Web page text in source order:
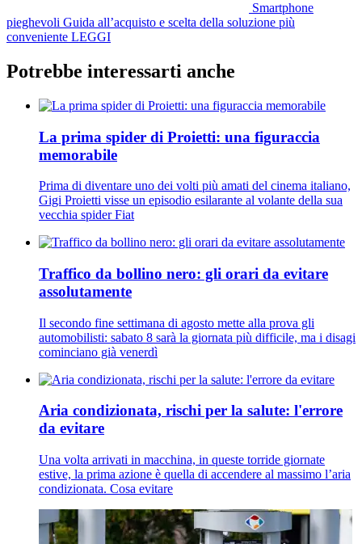
Smartphone
pieghevoli Guida all’acquisto e scelta della soluzione più
conveniente LEGGI
Potrebbe interessarti anche
La prima spider di Proietti: una figuraccia
memorabile
Prima di diventare uno dei volti più amati del cinema italiano,
Gigi Proietti visse un episodio esilarante al volante della sua
vecchia spider Fiat
Traffico da bollino nero: gli orari da evitare
assolutamente
Il secondo fine settimana di agosto mette alla prova gli
automobilisti: sabato 8 sarà la giornata più difficile, ma i disagi
cominciano già venerdì
Aria condizionata, rischi per la salute: l'errore
da evitare
Una volta arrivati in macchina, in queste torride giornate
estive, la prima azione è quella di accendere al massimo l’aria
condizionata. Cosa evitare